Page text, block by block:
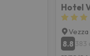
Hotel
8.8 383